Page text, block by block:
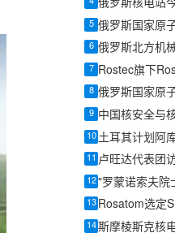
俄罗斯核电站
5
6
7
8
9
10
11
12
13
14